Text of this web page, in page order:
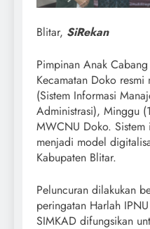
Blitar, SiRekan
Pimpinan Anak
Kecamatan Doko
(Sistem Informasi
Administrasi), Minggu
MWCNU Doko.
menjadi model
Kabupaten Blitar.
Peluncuran dilakukan
peringatan Harlah
SIMKAD difungsikan